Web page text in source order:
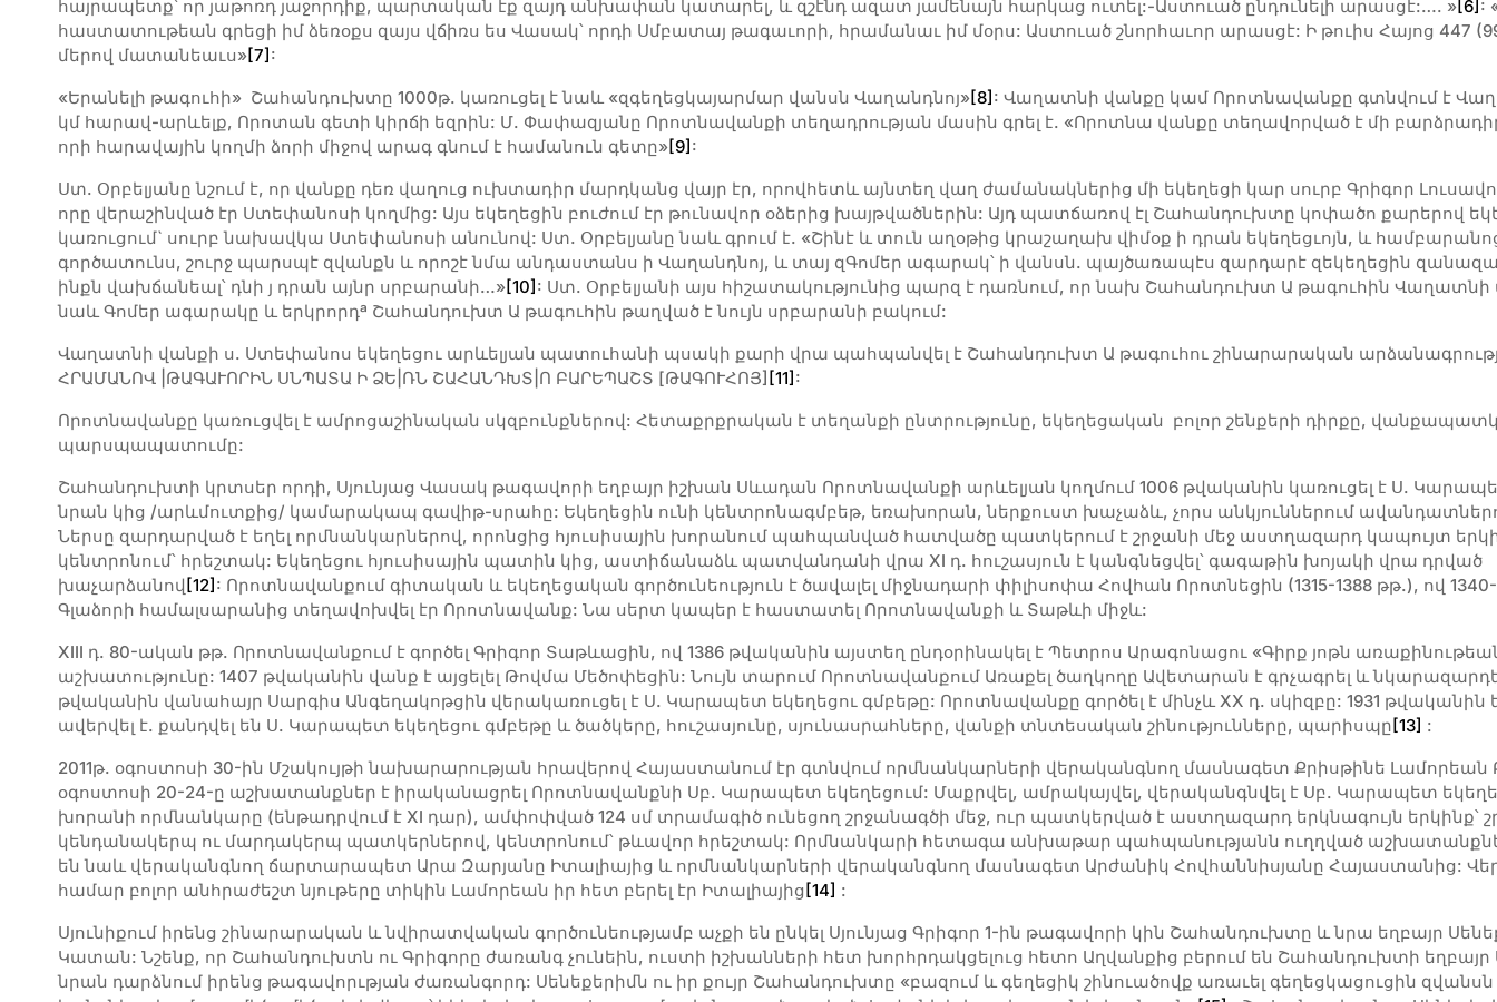
հայրապետք՝ որ յաթոռդ յաջորդիք, պարտական էք զայդ անխափան կատարել, և զշէնդ ազատ յամենայն հարկաց ուտել:-Աստուած ընդունելի արասցէ:…. »[6] :
հաստատութեան գրեցի իմ ձեռօքս զայս վճիռս ես Վասակ՝ որդի Սմբատայ թագաւորի, հրամանաւ իմ մօրս: Աստուած շնորհաւոր արասցէ: Ի թուիս Հայոց 447
մերով մատանեաւս»[7] :
«Երանելի թագուհի» Շահանդուխտը 1000թ. կառուցել է նաև «զգեղեցկայարմար վանսն Վաղանդնոյ»[8] : Վաղատնի վանքը կամ Որոտնավանքը գտնվում է
կմ հարավ-արևելք, Որոտան գետի կիրճի եզրին: Մ. Փափազյանը Որոտնավանքի տեղադրության մասին գրել է. «Որոտնա վանքը տեղավորված է մի
որի հարավային կողմի ձորի միջով արագ գնում է համանուն գետը»[9] :
Ստ. Օրբելյանը նշում է, որ վանքը դեռ վաղուց ուխտադիր մարդկանց վայր էր, որովհետև այնտեղ վաղ ժամանակներից մի եկեղեցի կար սուրբ Գրիգոր
որը վերաշինված էր Ստեփանոսի կողմից: Այս եկեղեցին բուժում էր թունավոր օձերից խայթվածներին: Այդ պատճառով էլ Շահանդուխտը կոփածո քարերով
կառուցում` սուրբ նախավկա Ստեփանոսի անունով: Ստ. Օրբելյանը նաև գրում է. «Շինէ և տուն աղօթից կրաշաղախ վիմօք ի դրան եկեղեցւոյն, և
գործատունս, շուրջ պարսպէ զվանքն և որոշէ նմա անդաստանս ի Վաղանդնոյ, և տայ զԳոմեր ագարակ՝ ի վանսն. պայծառապէս զարդարէ զեկեղեցին
ինքն վախճանեալ՝ դնի յ դրան այնր սրբարանի…»[10] : Ստ. Օրբելյանի այս հիշատակությունից պարզ է դառնում, որ նախ Շահանդուխտ Ա թագուհին Վաղատնի
նաև Գոմեր ագարակը և երկրորդª Շահանդուխտ Ա թագուհին թաղված է նույն սրբարանի բակում:
Վաղատնի վանքի ս. Ստեփանոս եկեղեցու արևելյան պատուհանի պսակի քարի վրա պահպանվել է Շահանդուխտ Ա թագուհու շինարարական
ՀՐԱՄԱՆՈՎ |ԹԱԳԱՒՈՐԻՆ ՍՆՊԱՏԱ Ի ՁԵ|ՌՆ ՇԱՀԱՆԴԽՏ|Ո ԲԱՐԵՊԱՇՏ [ԹԱԳՈՒՀՈՅ] [11] :
Որոտնավանքը կառուցվել է ամրոցաշինական սկզբունքներով: Հետաքրքրական է տեղանքի ընտրությունը, եկեղեցական բոլոր շենքերի դիրքը,
պարսպապատումը:
Շահանդուխտի կրտսեր որդի, Սյունյաց Վասակ թագավորի եղբայր իշխան Սևադան Որոտնավանքի արևելյան կողմում 1006 թվականին կառուցել է Ս.
նրան կից /արևմուտքից/ կամարակապ գավիթ-սրահը: Եկեղեցին ունի կենտրոնագմբեթ, եռախորան, ներքուստ խաչաձև, չորս անկյուններում
Ներսը զարդարված է եղել որմնանկարներով, որոնցից հյուսիսային խորանում պահպանված հատվածը պատկերում է շրջանի մեջ աստղազարդ կապույտ
կենտրոնում՝ հրեշտակ: Եկեղեցու հյուսիսային պատին կից, աստիճանաձև պատվանդանի վրա XI դ. հուշասյուն է կանգնեցվել՝ գագաթին խոյակի վրա դրված
խաչարձանով [12] : Որոտնավանքում գիտական և եկեղեցական գործունեություն է ծավալել միջնադարի փիլիսոփա Հովհան Որոտնեցին (1315-1388 թթ.), ով
Գլաձորի համալսարանից տեղավոխվել էր Որոտնավանք: Նա սերտ կապեր է հաստատել Որոտնավանքի և Տաթևի միջև:
XIII դ. 80-ական թթ. Որոտնավանքում է գործել Գրիգոր Տաթևացին, ով 1386 թվականին այստեղ ընդօրինակել է Պետրոս Արագոնացու «Գիրք յոթն
աշխատությունը: 1407 թվականին վանք է այցելել Թովմա Մեծոփեցին: Նույն տարում Որոտնավանքում Առաքել ծաղկողը Ավետարան է գրչագրել և
թվականին վանահայր Սարգիս Անգեղակոթցին վերակառուցել է Ս. Կարապետ եկեղեցու գմբեթը: Որոտնավանքը գործել է մինչև XX դ. սկիզբը: 1931 թվականին
ավերվել է. քանդվել են Ս. Կարապետ եկեղեցու գմբեթը և ծածկերը, հուշասյունը, սյունասրահները, վանքի տնտեսական շինությունները, պարիսպը [13] :
2011թ. օգոստոսի 30-ին Մշակույթի նախարարության հրավերով Հայաստանում էր գտնվում որմնանկարների վերականգնող մասնագետ Քրիսթինե Լամորեան
օգոստոսի 20-24-ը աշխատանքներ է իրականացրել Որոտնավանքնի Սբ. Կարապետ եկեղեցում: Մաքրվել, ամրակայվել, վերականգնվել է Սբ. Կարապետ
խորանի որմնանկարը (ենթադրվում է XI դար), ամփոփված 124 սմ տրամագիծ ունեցող շրջանագծի մեջ, ուր պատկերված է աստղազարդ երկնագույն
կենդանակերպ ու մարդակերպ պատկերներով, կենտրոնում՝ թևավոր հրեշտակ: Որմնանկարի հետագա անխաթար պահպանությանն ուղղված
են նաև վերականգնող ճարտարապետ Արա Զարյանը Իտալիայից և որմնանկարների վերականգնող մասնագետ Արժանիկ Հովհաննիսյանը Հայաստանից:
համար բոլոր անհրաժեշտ նյութերը տիկին Լամորեան իր հետ բերել էր Իտալիայից [14] :
Սյունիքում իրենց շինարարական և նվիրատվական գործունեությամբ աչքի են ընկել Սյունյաց Գրիգոր 1-ին թագավորի կին Շահանդուխտը և նրա եղբայր
Կատան: Նշենք, որ Շահանդուխտն ու Գրիգորը ժառանգ չունեին, ուստի իշխանների հետ խորհրդակցելուց հետո Աղվանքից բերում են Շահանդուխտի եղբայր
նրան դարձնում իրենց թագավորւթյան ժառանգորդ: Սենեքերիմն ու իր քույր Շահանդուխտը «բազում և գեղեցիկ շինուածովք առաւել գեղեցկացուցին